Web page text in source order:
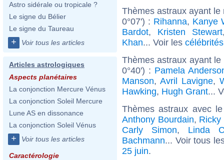
Astro sidérale ou tropicale ?
Le signe du Bélier
Le signe du Taureau
+ Voir tous les articles
Articles astrologiques
Aspects planétaires
La conjonction Mercure Vénus
La conjonction Soleil Mercure
Lune AS en dissonance
La conjonction Soleil Vénus
+ Voir tous les articles
Caractérologie
Thèmes astraux ayant
0°07') : Rihanna, Kanye
Bardot, Kristen Stewart
Khan... Voir les
Thèmes astraux ayant
0°40') : Pamela
Manson, Avril Lavigne,
Hawking, Hugh Grant...
Thèmes astraux avec
Anthony Bourdain, Ricky
Carly Simon, Linda
Bachmann... Voir tous
25 juin.